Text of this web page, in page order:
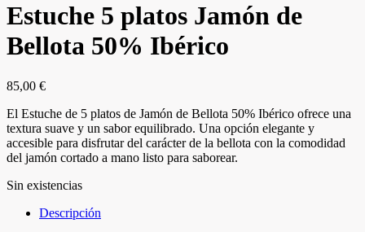
Estuche 5 platos Jamón de
Bellota 50% Ibérico
85,00 €
El Estuche de 5 platos de Jamón de Bellota 50% Ibérico ofrece una
textura suave y un sabor equilibrado. Una opción elegante y
accesible para disfrutar del carácter de la bellota con la comodidad
del jamón cortado a mano listo para saborear.
Sin existencias
Descripción